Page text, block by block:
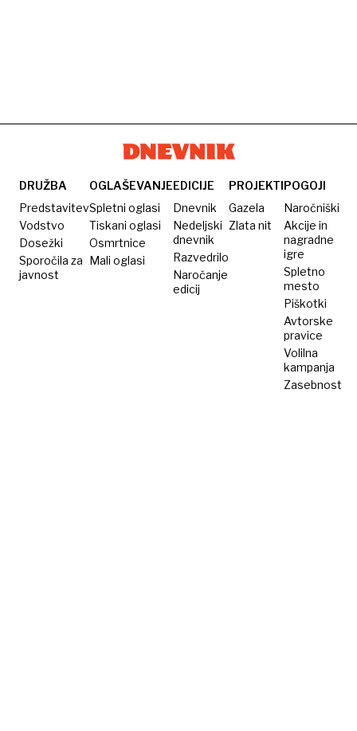
DRUŽBA
Predstavitev
Vodstvo
Dosežki
Sporočila za
javnost
OGLAŠEVANJE
Spletni oglasi
Tiskani oglasi
Osmrtnice
Mali oglasi
EDICIJE
Dnevnik
Nedeljski
dnevnik
Razvedrilo
Naročanje
edicij
PROJEKTI
Gazela
Zlata nit
POGOJI
Naročniški
Akcije in
nagradne
igre
Spletno
mesto
Piškotki
Avtorske
pravice
Volilna
kampanja
Zasebnost